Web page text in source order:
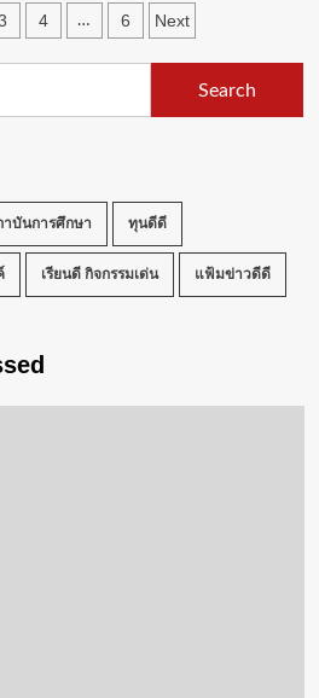
4 … 6 Next
บันการศึกษา ทุนดีดี
เรียนดี กิจกรรมเด่น แฟ้มข่าวดีดี